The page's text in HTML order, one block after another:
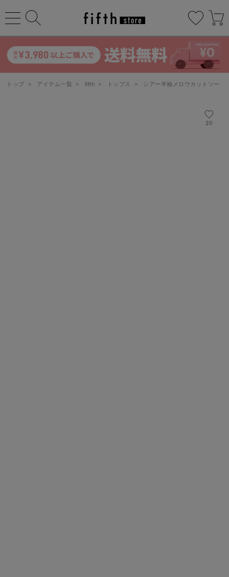
トップ > アイテム一覧 > fifth > トップス > シアー半袖メロウカットソー
20